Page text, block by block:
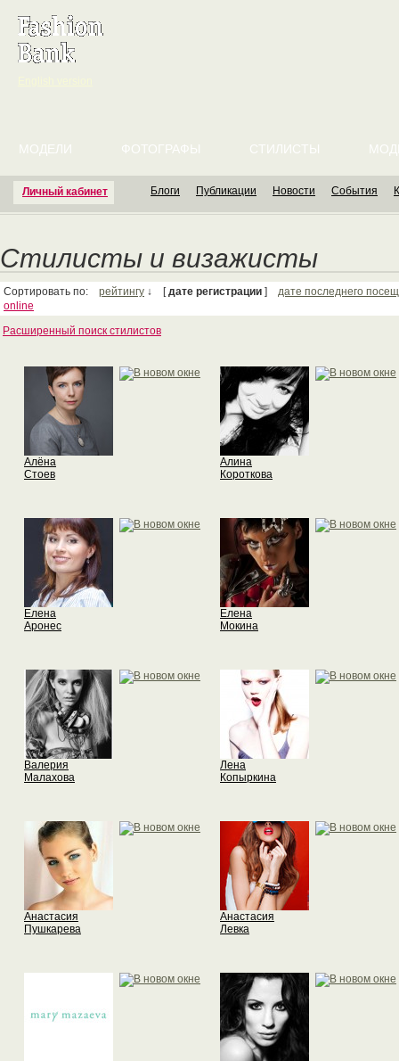
Личный кабинет
МОДЕЛИ ФОТОГРАФЫ СТИЛИСТЫ
Блоги Публикации Новости События
Стилисты и визажисты
Сортировать по: рейтингу ↓ [дате регистрации ] дате последнего
online
Расширенный поиск стилистов
Алёна
Стоев
Алина
Короткова
Елена
Аронес
Елена
Мокина
Валерия
Малахова
Лена
Копыркина
Анастасия
Пушкарева
Анастасия
Левка